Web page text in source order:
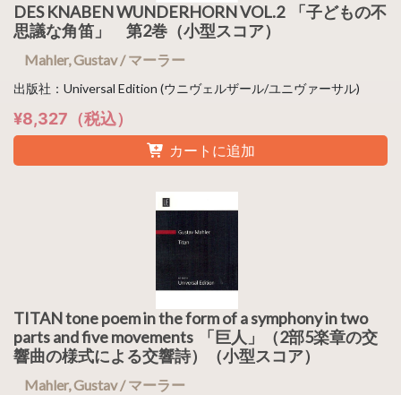
DES KNABEN WUNDERHORN VOL.2 「子どもの不
思議な角笛」 第2巻（小型スコア）
Mahler, Gustav / マーラー
出版社：Universal Edition (ウニヴェルザール/ユニヴァーサル)
¥8,327（税込）
カートに追加
TITAN tone poem in the form of a symphony in two
parts and five movements 「巨人」（2部5楽章の交
響曲の様式による交響詩）（小型スコア）
Mahler, Gustav / マーラー